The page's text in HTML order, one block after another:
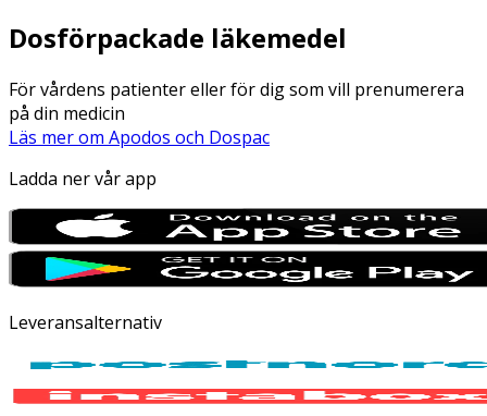
Dosförpackade läkemedel
För vårdens patienter eller för dig som vill prenumerera
på din medicin
Läs mer om Apodos och Dospac
Ladda ner vår app
Leveransalternativ